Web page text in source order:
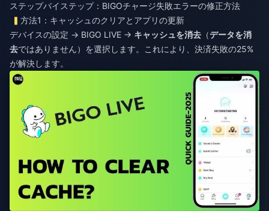
ステップバイステップ：BIGOチャージ失敗エラーの修正方法
方法1：キャッシュのクリアとアプリの更新
デバイスの設定 → BIGO LIVE → キャッシュを消去 （データを消
去ではありません）を選択します。これにより、決済失敗の25%
が解決します。